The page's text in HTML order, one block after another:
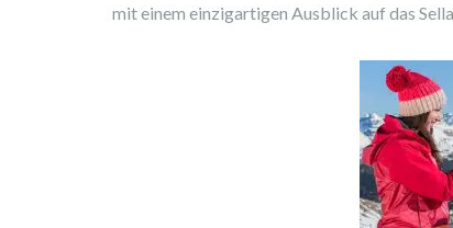
mit einem einzigartigen Ausblick auf das